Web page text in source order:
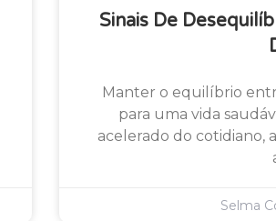
Sinais De
Manter o equilíbrio
para uma vida
acelerado do cotidiano,
Selma